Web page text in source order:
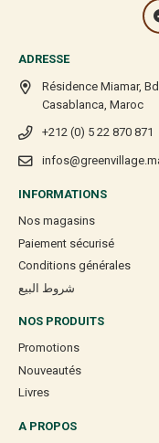
ADRESSE
Résidence Miamar,
Casablanca, Maroc
+212 (0) 5 22 870 871
INFORMATIONS
Nos magasins
Paiement sécurisé
Conditions générales
شروط البيع
NOS PRODUITS
Promotions
Nouveautés
Livres
A PROPOS